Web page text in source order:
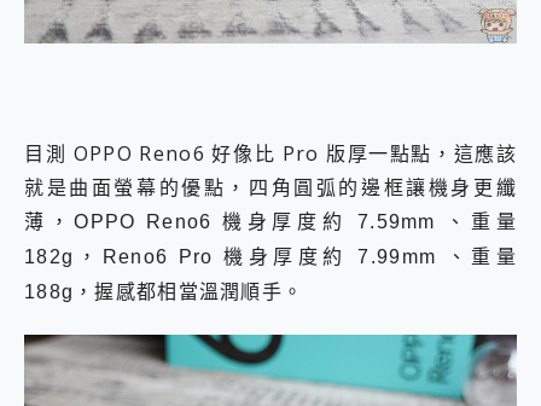
目測 OPPO Reno6 好像比 Pro 版厚一點點，這應該
就是曲面螢幕的優點，四角圓弧的邊框讓機身更纖
薄，OPPO Reno6 機身厚度約 7.59mm 、重量
182g，Reno6 Pro 機身厚度約 7.99mm 、重量
188g，握感都相當溫潤順手。